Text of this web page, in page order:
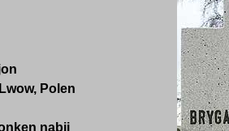
Polen
nabij